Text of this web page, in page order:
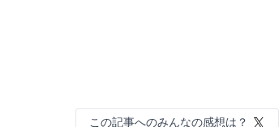
この記事へのみんなの感想は？